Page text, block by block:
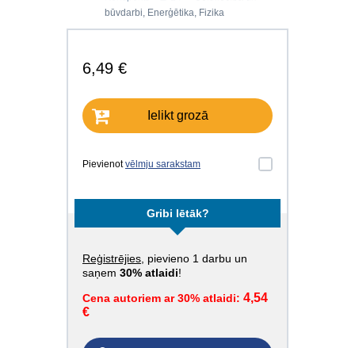
būvdarbi, Enerģētika, Fizika
6,49 €
Ielikt grozā
Pievienotvēlmju sarakstam
Gribi lētāk?
Reģistrējies , pievieno 1 darbu un
saņem 30% atlaidi!
Cena autoriem ar 30% atlaidi: 4,54
€